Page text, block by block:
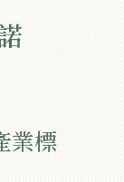
業標